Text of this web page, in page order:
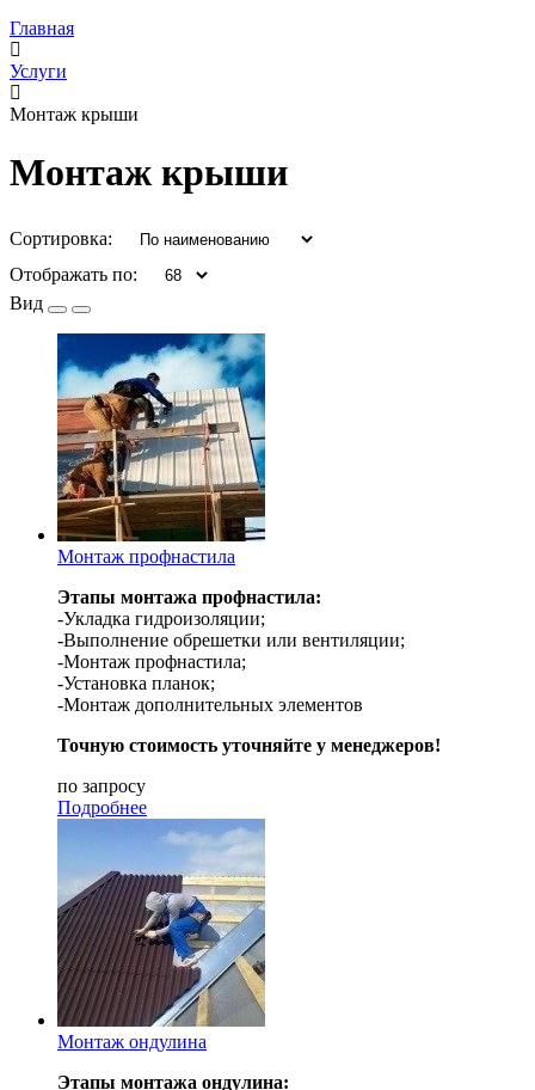
Главная
Услуги
Монтаж крыши
Монтаж крыши
Сортировка:
Отображать по:
Вид
Монтаж профнастила
Этапы монтажа профнастила:
-Укладка гидроизоляции;
-Выполнение обрешетки или вентиляции;
-Монтаж профнастила;
-Установка планок;
-Монтаж дополнительных элементов
Точную стоимость уточняйте у менеджеров!
по запросу
Подробнее
Монтаж ондулина
Этапы монтажа ондулина: